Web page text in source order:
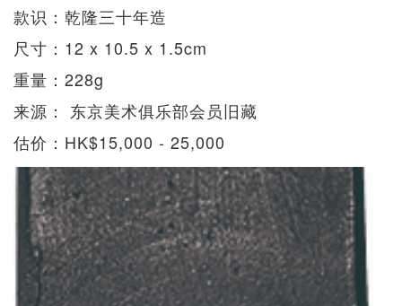
款识：乾隆三十年造
尺寸：12 x 10.5 x 1.5cm
重量：228g
来源： 东京美术俱乐部会员旧藏
估价：HK$15,000 - 25,000